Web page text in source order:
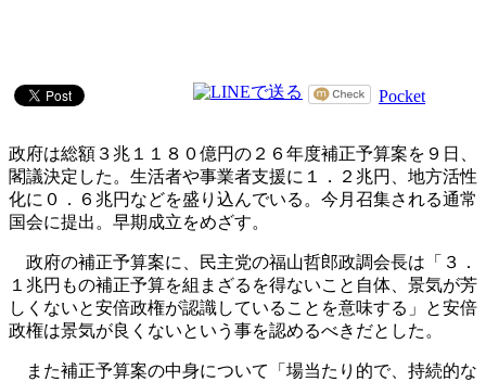
Pocket
政府は総額３兆１１８０億円の２６年度補正予算案を９日、
閣議決定した。生活者や事業者支援に１．２兆円、地方活性
化に０．６兆円などを盛り込んでいる。今月召集される通常
国会に提出。早期成立をめざす。
政府の補正予算案に、民主党の福山哲郎政調会長は「３．
１兆円もの補正予算を組まざるを得ないこと自体、景気が芳
しくないと安倍政権が認識していることを意味する」と安倍
政権は景気が良くないという事を認めるべきだとした。
また補正予算案の中身について「場当たり的で、持続的な